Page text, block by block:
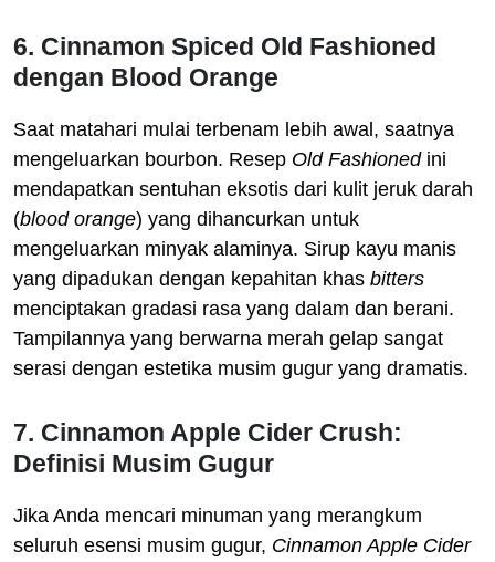
6. Cinnamon Spiced Old Fashioned
dengan Blood Orange
Saat matahari mulai terbenam lebih awal, saatnya
mengeluarkan bourbon. Resep Old Fashionedini
mendapatkan sentuhan eksotis dari kulit jeruk darah
(blood orange) yang dihancurkan untuk
mengeluarkan minyak alaminya. Sirup kayu manis
yang dipadukan dengan kepahitan khas bitters
menciptakan gradasi rasa yang dalam dan berani.
Tampilannya yang berwarna merah gelap sangat
serasi dengan estetika musim gugur yang dramatis.
7. Cinnamon Apple Cider Crush:
Definisi Musim Gugur
Jika Anda mencari minuman yang merangkum
seluruh esensi musim gugur, Cinnamon Apple Cider